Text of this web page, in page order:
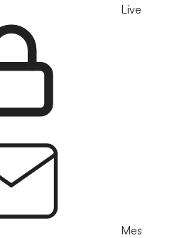
Live
Mes